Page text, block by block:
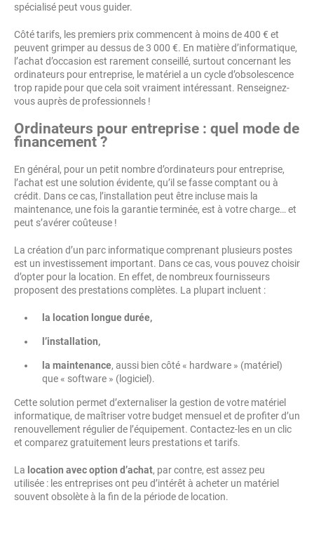
spécialisé peut vous guider.
Côté tarifs, les premiers prix commencent à moins de 400 € et
peuvent grimper au dessus de 3 000 €. En matière d’informatique,
l’achat d’occasion est rarement conseillé, surtout concernant les
ordinateurs pour entreprise, le matériel a un cycle d’obsolescence
trop rapide pour que cela soit vraiment intéressant. Renseignez-
vous auprès de professionnels !
Ordinateurs pour entreprise : quel mode de
financement ?
En général, pour un petit nombre d’ordinateurs pour entreprise,
l’achat est une solution évidente, qu’il se fasse comptant ou à
crédit. Dans ce cas, l’installation peut être incluse mais la
maintenance, une fois la garantie terminée, est à votre charge… et
peut s’avérer coûteuse !
La création d’un parc informatique comprenant plusieurs postes
est un investissement important. Dans ce cas, vous pouvez choisir
d’opter pour la location. En effet, de nombreux fournisseurs
proposent des prestations complètes. La plupart incluent :
la location longue durée,
l’installation,
la maintenance, aussi bien côté « hardware » (matériel)
que « software » (logiciel).
Cette solution permet d’externaliser la gestion de votre matériel
informatique, de maîtriser votre budget mensuel et de profiter d’un
renouvellement régulier de l’équipement. Contactez-les en un clic
et comparez gratuitement leurs prestations et tarifs.
La location avec option d’achat, par contre, est assez peu
utilisée : les entreprises ont peu d’intérêt à acheter un matériel
souvent obsolète à la fin de la période de location.